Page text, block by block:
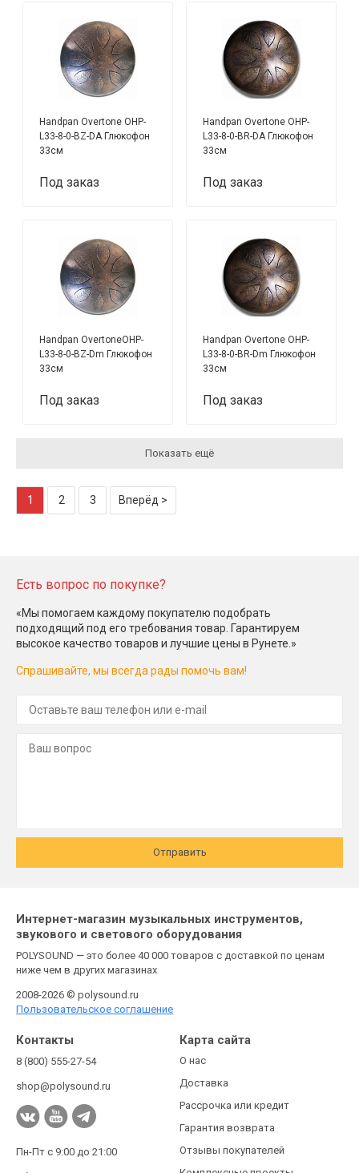
Handpan Overtone OHP-
L33-8-0-BZ-DA Глюкофон
33см
Под заказ
Handpan Overtone OHP-
L33-8-0-BR-DA Глюкофон
33см
Под заказ
Handpan OvertoneOHP-
L33-8-0-BZ-Dm Глюкофон
33см
Под заказ
Handpan Overtone OHP-
L33-8-0-BR-Dm Глюкофон
33см
Под заказ
Показать ещё
1 2 3 Вперёд >
Есть вопрос по покупке?
«Мы помогаем каждому покупателю подобрать
подходящий под его требования товар. Гарантируем
высокое качество товаров и лучшие цены в Рунете.»
Спрашивайте, мы всегда рады помочь вам!
Отправить
Интернет-магазин музыкальных инструментов,
звукового и светового оборудования
POLYSOUND — это более 40 000 товаров с доставкой по ценам
ниже чем в других магазинах
2008-2026 © polysound.ru
Пользовательское соглашение
Контакты
8 (800) 555-27-54
shop@polysound.ru
Пн-Пт с 9:00 до 21:00
Карта сайта
О нас
Доставка
Рассрочка или кредит
Гарантия возврата
Отзывы покупателей